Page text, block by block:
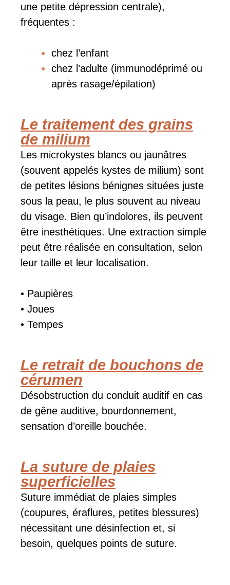
une petite dépression centrale),
fréquentes :
chez l’enfant
chez l’adulte (immunodéprimé ou
après rasage/épilation)
Le traitement des grains
de milium
Les microkystes blancs ou jaunâtres
(souvent appelés kystes de milium) sont
de petites lésions bénignes situées juste
sous la peau, le plus souvent au niveau
du visage. Bien qu’indolores, ils peuvent
être inesthétiques. Une extraction simple
peut être réalisée en consultation, selon
leur taille et leur localisation.
• Paupières
• Joues
• Tempes
Le retrait de bouchons de
cérumen
Désobstruction du conduit auditif en cas
de gêne auditive, bourdonnement,
sensation d’oreille bouchée.
La suture de plaies
superficielles
Suture immédiat de plaies simples
(coupures, éraflures, petites blessures)
nécessitant une désinfection et, si
besoin, quelques points de suture.